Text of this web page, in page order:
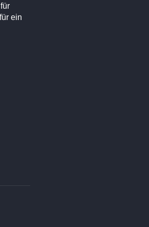
ein